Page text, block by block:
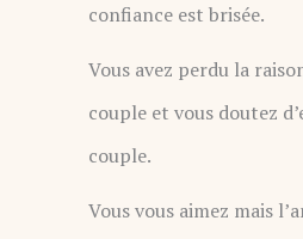
confiance est brisée.
Vous avez perdu la
couple et vous doutez
couple.
Vous vous aimez mais